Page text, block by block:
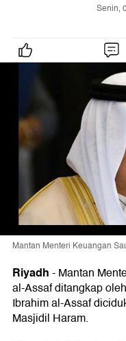
Senin,
Mantan Menteri Keuangan
Riyadh-Mantan
al-Assaf ditangkap
Ibrahim al-Assaf
Masjidil Haram.